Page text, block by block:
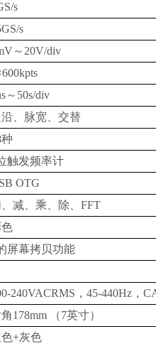
s
s
～20V/div
～50s/div
、脉宽、交替
种
触发频率计
OTG
减、乘、除、FFT
屏幕拷贝功能
240VACRMS，45-440Hz，
178mm （7英寸）
+灰色